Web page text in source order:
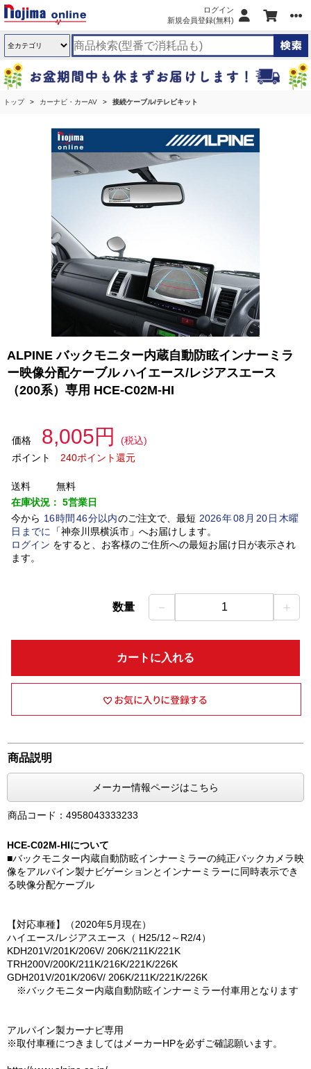
ログイン
新規会員登録(無料)
トップ カーナビ・カーAV 接続ケーブル/テレビキット
ALPINE バックモニター内蔵自動防眩インナーミラ
ー映像分配ケーブル ハイエース/レジアスエース
（200系）専用 HCE-C02M-HI
価格 8,005円
(税込)
ポイント
240ポイント還元
送料
無料
在庫状況： 5営業日
今から 16時間 46分以内のご注文で、最短 2026年08 月 20日木曜
日 までに 「神奈川県横浜市」 へお届けします。
ログイン をすると、お客様のご住所への最短お届け日が表示され
ます。
数量 － 1 ＋
カートに入れる
商品説明
メーカー情報ページはこちら
商品コード：4958043333233
HCE-C02M-HIについて
■バックモニター内蔵自動防眩インナーミラーの純正バックカメラ映
像をアルパイン製ナビゲーションとインナーミラーに同時表示でき
る映像分配ケーブル
【対応車種】（2020年5月現在）
ハイエース/レジアスエース（ H25/12～R2/4）
KDH201V/201K/206V/ 206K/211K/221K
TRH200V/200K/211K/216K/221K/226K
GDH201V/201K/206V/ 206K/211K/221K/226K
※バックモニター内蔵自動防眩インナーミラー付車用となります
アルパイン製カーナビ専用
※取付車種につきましてはメーカーHPを必ずご確認願います。